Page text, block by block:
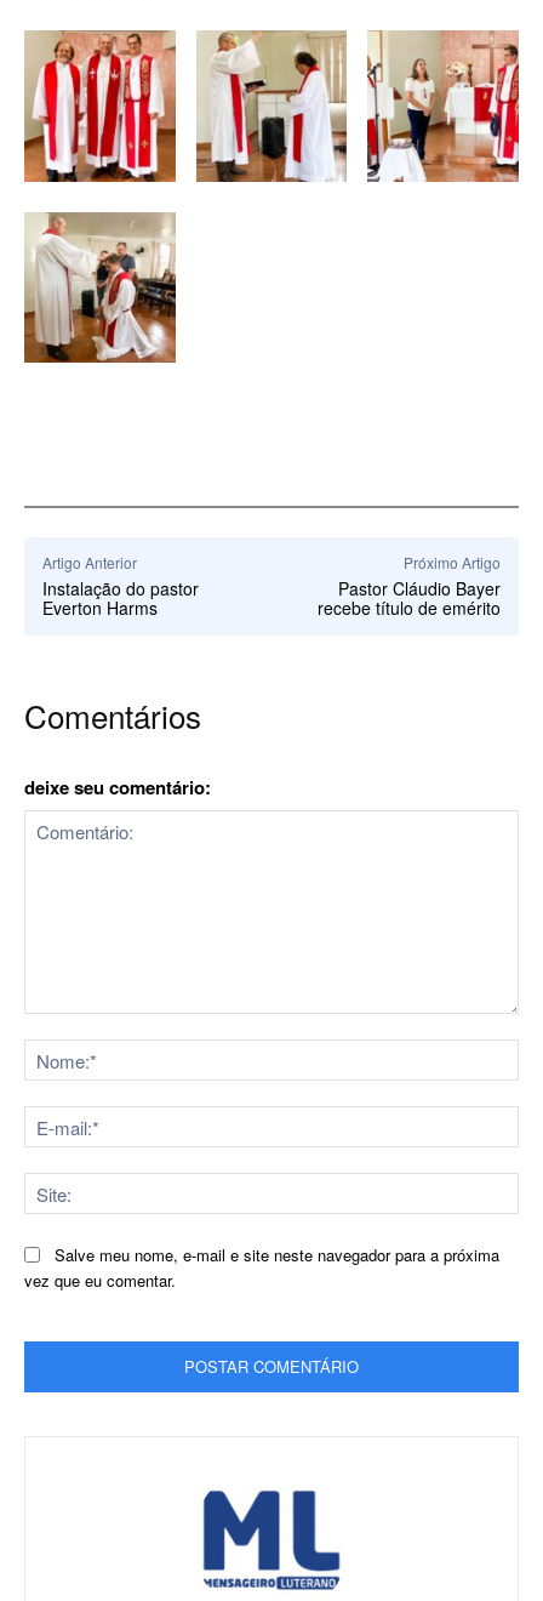
Artigo Anterior
Instalação do pastor
Everton Harms
Próximo Artigo
Pastor Cláudio Bayer
recebe título de emérito
Comentários
deixe seu comentário:
Salve meu nome, e-mail e site neste navegador para a próxima
vez que eu comentar.